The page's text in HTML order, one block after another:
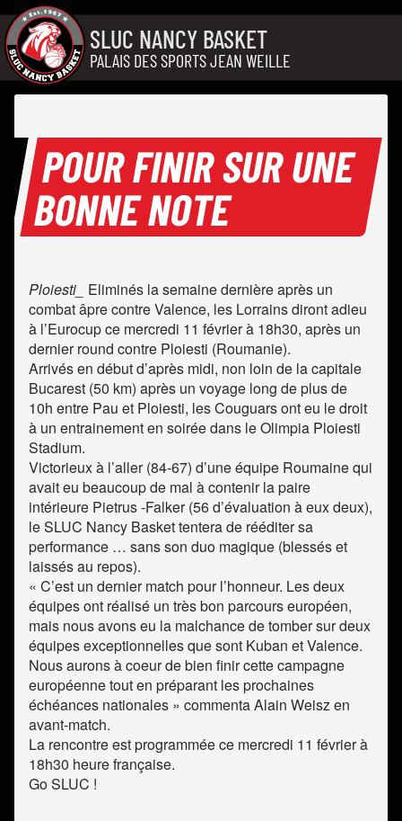
Aller au contenu
SLUC NANCY BASKET
PALAIS DES SPORTS JEAN WEILLE
POUR FINIR SUR UNE
BONNE NOTE
Ploiesti_
Eliminés la semaine dernière après un
combat âpre contre Valence, les Lorrains diront adieu
à l’Eurocup ce mercredi 11 février à 18h30, après un
dernier round contre Ploiesti (Roumanie).
Arrivés en début d’après midi, non loin de la capitale
Bucarest (50 km) après un voyage long de plus de
10h entre Pau et Ploiesti, les Couguars ont eu le droit
à un entrainement en soirée dans le Olimpia Ploiesti
Stadium.
Victorieux à l’aller (84-67) d’une équipe Roumaine qui
avait eu beaucoup de mal à contenir la paire
intérieure Pietrus -Falker (56 d’évaluation à eux deux),
le SLUC Nancy Basket tentera de rééditer sa
performance … sans son duo magique (blessés et
laissés au repos).
« C’est un dernier match pour l’honneur. Les deux
équipes ont réalisé un très bon parcours européen,
mais nous avons eu la malchance de tomber sur deux
équipes exceptionnelles que sont Kuban et Valence.
Nous aurons à coeur de bien finir cette campagne
européenne tout en préparant les prochaines
échéances nationales » commenta Alain Weisz en
avant-match.
La rencontre est programmée ce mercredi 11 février à
18h30 heure française.
Go SLUC !